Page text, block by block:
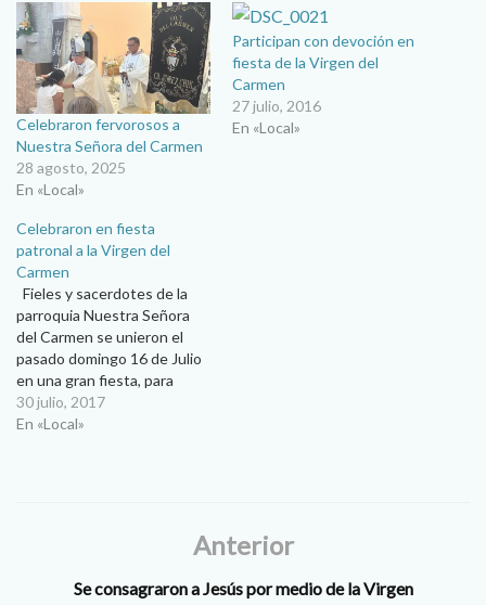
Celebraron fervorosos a
Nuestra Señora del Carmen
28 agosto, 2025
En «Local»
Participan con devoción en
fiesta de la Virgen del
Carmen
27 julio, 2016
En «Local»
Celebraron en fiesta
patronal a la Virgen del
Carmen
Fieles y sacerdotes de la
parroquia Nuestra Señora
del Carmen se unieron el
pasado domingo 16 de Julio
en una gran fiesta, para
celebrar a su santa patrona,
la Virgen del Monte
30 julio, 2017
En «Local»
Anterior
Se consagraron a Jesús por medio de la Virgen